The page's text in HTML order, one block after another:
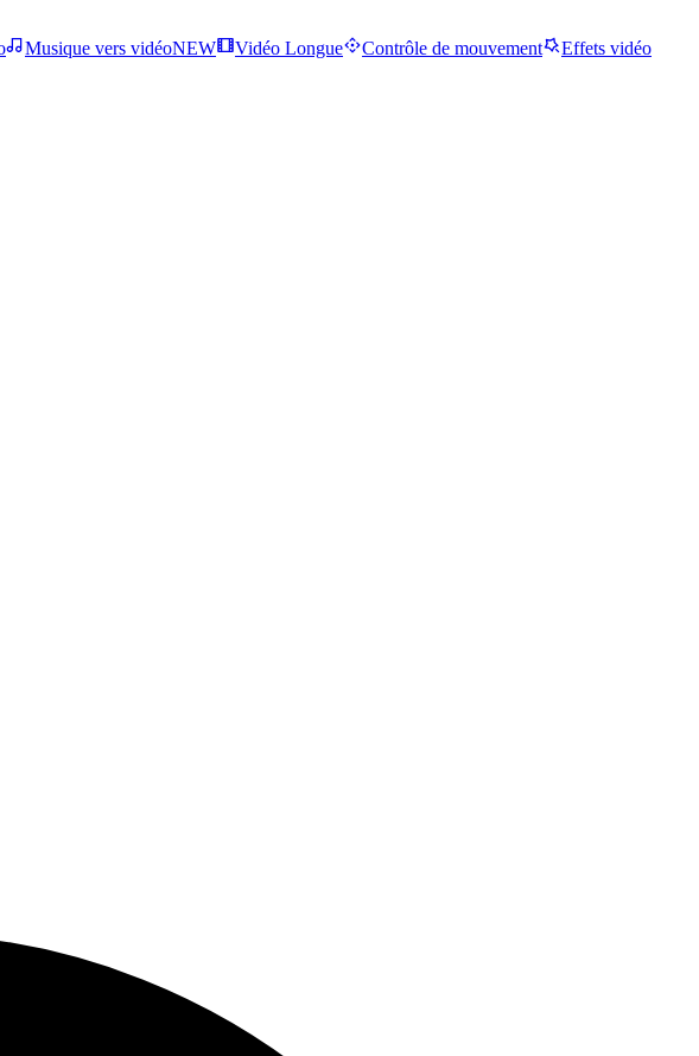
Musique vers vidéoNEW Vidéo Longue Contrôle de mouvement Effets vidéo